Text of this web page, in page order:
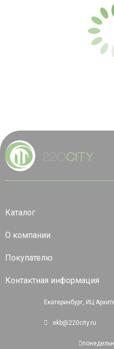
Каталог
О компании
Покупателю
Контактная информация
Екатеринбург, ИЦ
ekb@220city.ru